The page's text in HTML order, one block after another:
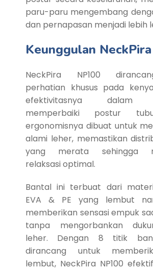
paru-paru mengembang
dan pernapasan menjadi lebih
Keunggulan
NeckPira NP100
perhatian khusus pada
efektivitasnya dalam
memperbaiki postur
ergonomisnya dibuat untuk
alami leher, memastikan
yang merata sehingga
relaksasi optimal.
Bantal ini terbuat dari
EVA & PE yang lembut
memberikan sensasi empuk
tanpa mengorbankan
leher. Dengan 8 titik
dirancang untuk
lembut, NeckPira NP100